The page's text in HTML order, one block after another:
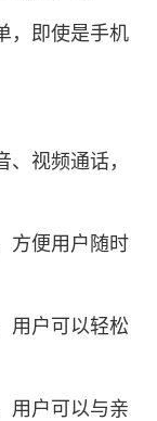
，即使是手机
视频通话，
方便用户随时
用户可以轻松
用户可以与亲